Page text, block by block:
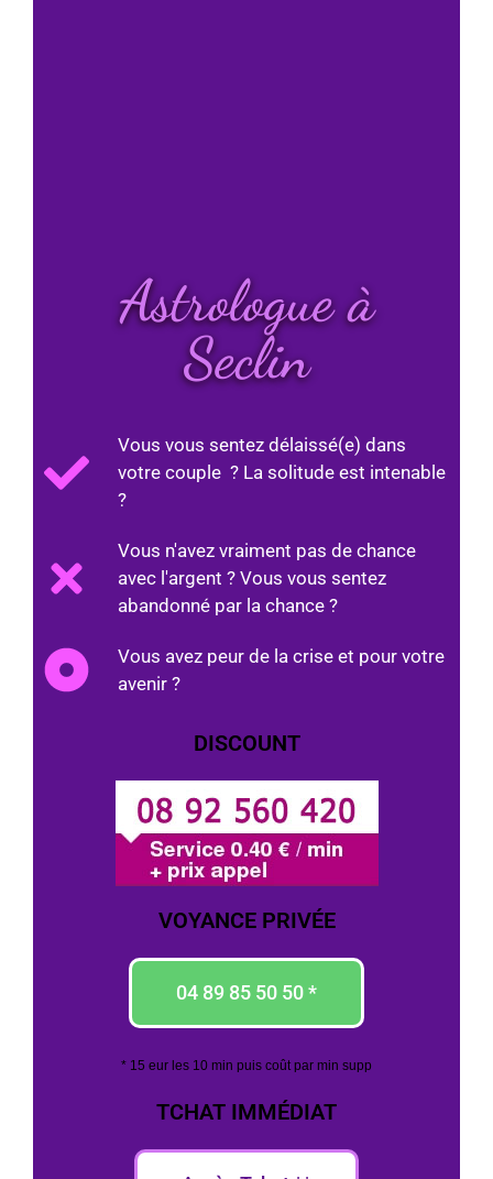
Astrologue à
Seclin
Vous vous sentez délaissé(e) dans
votre couple ? La solitude est intenable
?
Vous n'avez vraiment pas de chance
avec l'argent ? Vous vous sentez
abandonné par la chance ?
Vous avez peur de la crise et pour votre
avenir ?
DISCOUNT
VOYANCE PRIVÉE
04 89 85 50 50 *
* 15 eur les 10 min puis coût par min supp
TCHAT IMMÉDIAT